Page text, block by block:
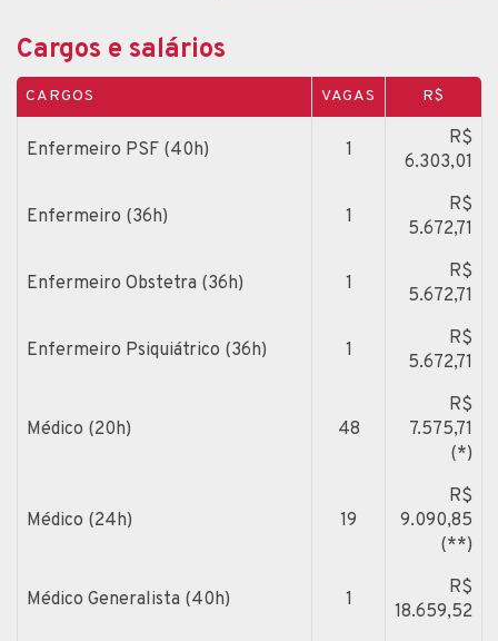
Cargos e salários
CARGOS VAGAS R$
Enfermeiro PSF (40h) 1
R$
6.303,01
Enfermeiro (36h) 1
R$
5.672,71
Enfermeiro Obstetra (36h) 1
R$
5.672,71
Enfermeiro Psiquiátrico (36h) 1
R$
5.672,71
Médico (20h) 48
R$
7.575,71
(*)
Médico (24h) 19
R$
9.090,85
(**)
Médico Generalista (40h) 1
R$
18.659,52